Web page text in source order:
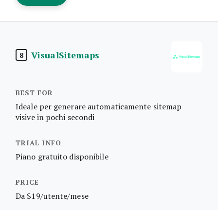
8 VisualSitemaps
Ideale per generare automaticamente sitemap
visive in pochi secondi
Piano gratuito disponibile
Da $19/utente/mese